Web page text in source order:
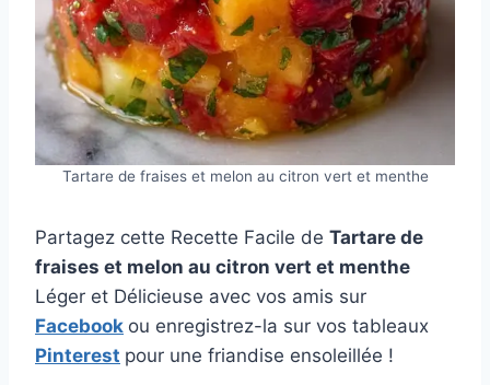
Tartare de fraises et melon au citron vert et menthe
Partagez cette Recette Facile de Tartare de
fraises et melon au citron vert et menthe
Léger et Délicieuse avec vos amis sur
Facebook ou enregistrez-la sur vos tableaux
Pinterest pour une friandise ensoleillée !